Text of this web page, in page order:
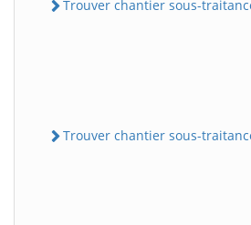
Trouver chantier sous-
Trouver chantier sous-